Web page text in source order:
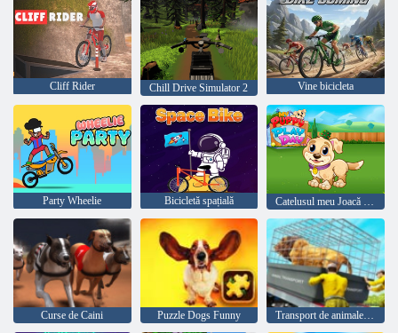
Cliff Rider Chill Drive Simulator 2 Vine bicicleta
Party Wheelie Bicicletă spațială Catelusul meu Joacă Ziua
Curse de Caini Puzzle Dogs Funny Transport de animale ferme